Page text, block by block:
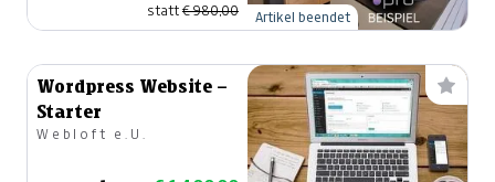
statt€ 980,00 Artikel beendet
Wordpress Website –
Starter
Webloft e.U.